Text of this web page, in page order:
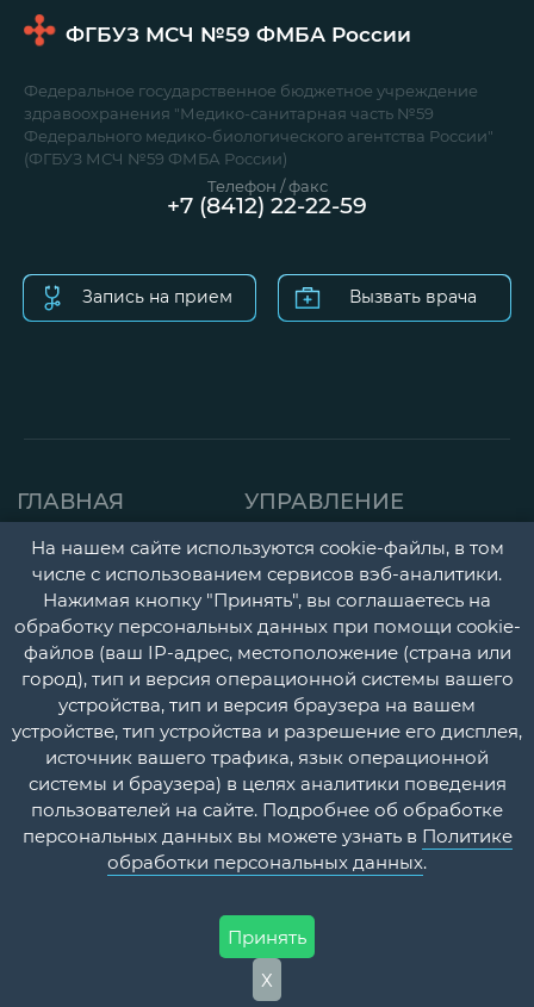
ФГБУЗ МСЧ №59 ФМБА России
Федеральное государственное бюджетное учреждение
здравоохранения "Медико-санитарная часть №59
Федерального медико-биологического агентства России"
(ФГБУЗ МСЧ №59 ФМБА России)
ГЛАВНАЯ
О НАС
НОВОСТИ
ДОКУМЕНТЫ
УЧЕТНАЯ
ПОЛИТИКА
КОНТАКТЫ
ВОПРОС-
ОТВЕТ
УПРАВЛЕНИЕ
ДЕТСКАЯ
ГОРОДСКАЯ
ПОЛИКЛИНИКА
ПЕРИНАТАЛЬНЫЙ
И НАРКОЛОГИЧЕСКИЙ
ДИСПАНСЕРЫ
СТАЦИОНАР
ПЛАТНЫЕ
Запись на прием Вызвать врача
Телефон / факс
+7 (8412) 22-22-59
ФГБУЗ МСЧ №59 ФМБА России @ 2026
На нашем сайте используются cookie-файлы, в том
числе с использованием сервисов вэб-аналитики.
Нажимая кнопку "Принять", вы соглашаетесь на
обработку персональных данных при помощи cookie-
файлов (ваш IP-адрес, местоположение (страна или
город), тип и версия операционной системы вашего
устройства, тип и версия браузера на вашем
устройстве, тип устройства и разрешение его дисплея,
источник вашего трафика, язык операционной
системы и браузера) в целях аналитики поведения
пользователей на сайте. Подробнее об обработке
персональных данных вы можете узнать в Политике
обработки персональных данных
Принять
Х